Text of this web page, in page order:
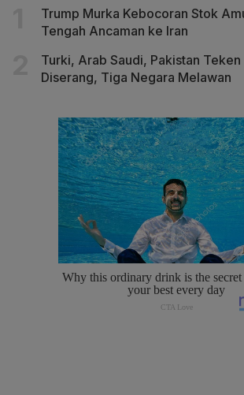
Trump Murka Kebocoran Stok
Tengah Ancaman ke Iran
Turki, Arab Saudi, Pakistan Teken
Diserang, Tiga Negara Melawan